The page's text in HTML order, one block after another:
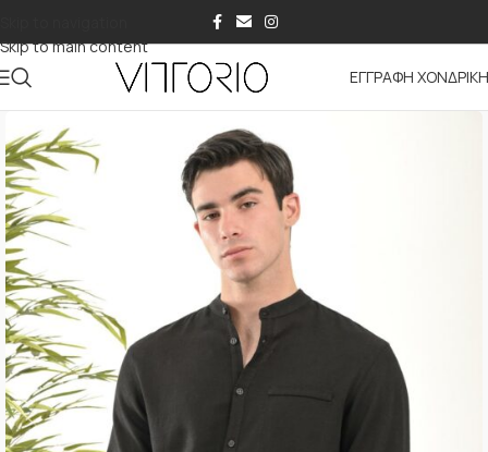
Skip to main content
ΕΓΓΡΑΦΗ